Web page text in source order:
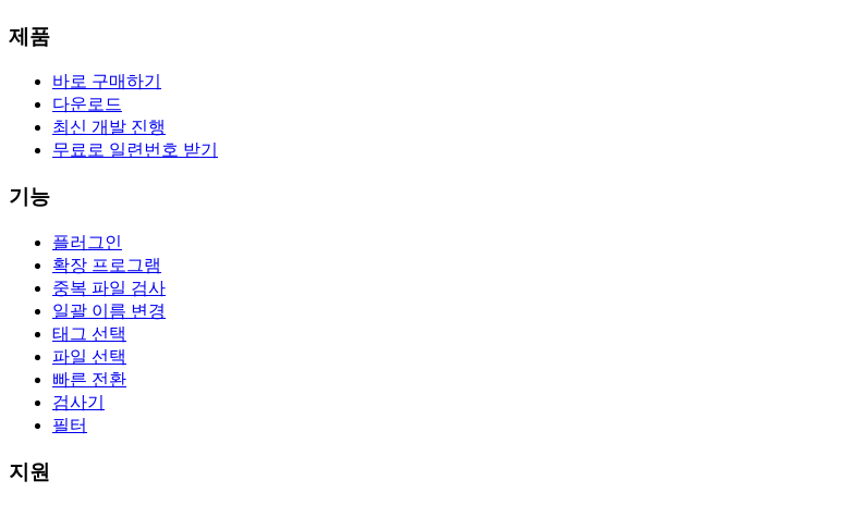
제품
바로 구매하기
다운로드
최신 개발 진행
무료로 일련번호 받기
기능
플러그인
확장 프로그램
중복 파일 검사
일괄 이름 변경
태그 선택
파일 선택
빠른 전환
검사기
필터
지원